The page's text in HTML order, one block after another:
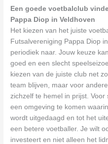
Een goede voetbalclub
Pappa Diop in Veldhoven
Het kiezen van het juiste
Futsalvereniging Pappa Diop
periodiek naar. Jouw keuze
goed en een slecht
kiezen van de juiste club net
team blijven, maar voor
zichzelf te hemel in prijst.
een omgeving te komen
wordt uitgedaagd en tot het
een betere voetballer. Je wilt
investeert en niet alleen het